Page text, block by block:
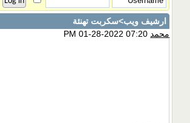
ارشيف ويب>سكربت تهنئة
محمد